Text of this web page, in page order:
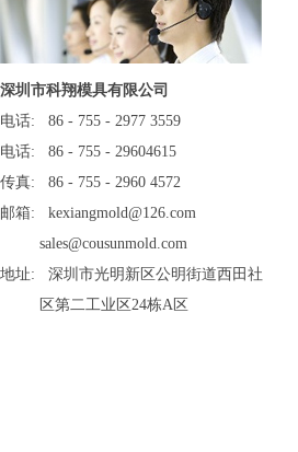
深圳市科翔模具有限公司
电话: 86 - 755 - 2977 3559
电话: 86 - 755 - 29604615
传真: 86 - 755 - 2960 4572
邮箱: kexiangmold@126.com
sales@cousunmold.com
地址: 深圳市光明新区公明街道西田社
区第二工业区24栋A区